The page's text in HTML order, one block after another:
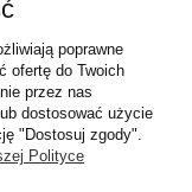
poprawne
ofertę do Twoich
przez nas
dostosować użycie
"Dostosuj zgody".
Polityce